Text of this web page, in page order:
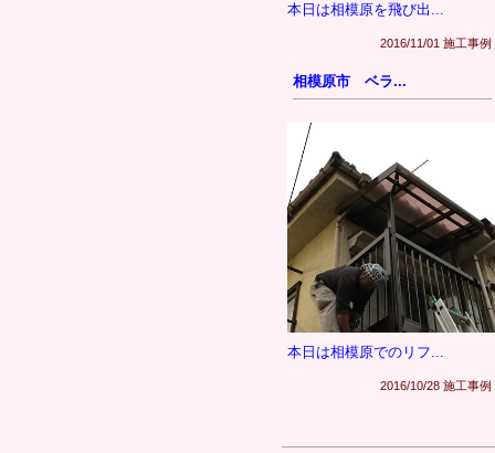
本日は相模原を飛び出...
2016/11/01 施工事例
相模原市 ベラ...
本日は相模原でのリフ...
2016/10/28 施工事例